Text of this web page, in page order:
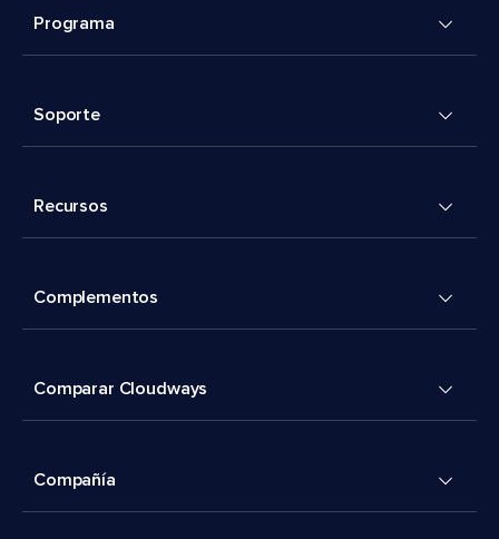
Programa
Soporte
Recursos
Complementos
Comparar Cloudways
Compañía